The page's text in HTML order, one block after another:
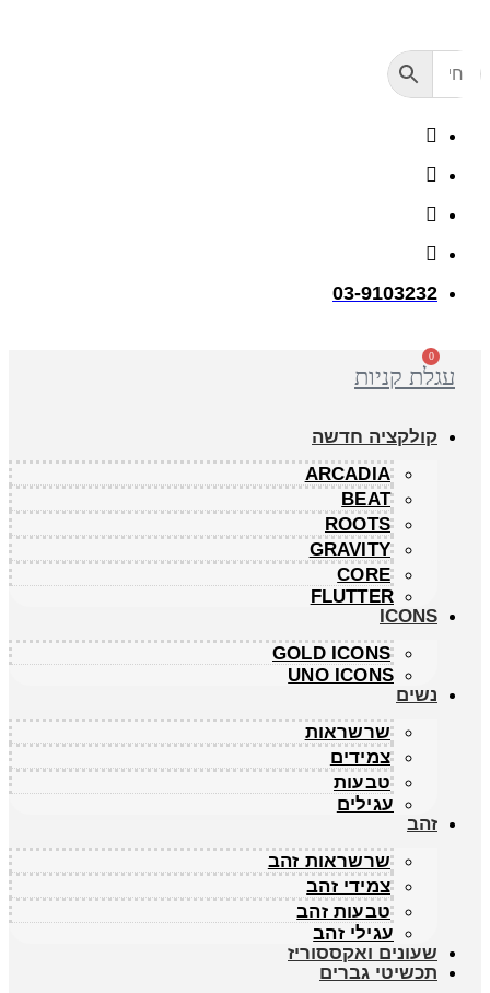
03-9103232
0
עגלת קניות
קולקציה חדשה
ARCADIA
BEAT
ROOTS
GRAVITY
CORE
FLUTTER
ICONS
GOLD ICONS
UNO ICONS
נשים
שרשראות
צמידים
טבעות
עגילים
זהב
שרשראות זהב
צמידי זהב
טבעות זהב
עגילי זהב
שעונים ואקססוריז
תכשיטי גברים